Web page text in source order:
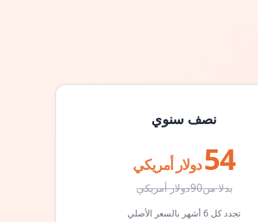
نصف سنوي
54 دولار أمريكي
بدلا من90دولار أمريكي
تجدد كل 6 أشهر بالسعر الأصلي